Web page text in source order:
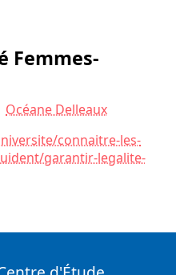
Femmes-
Océane Delleaux
connaitre-les-
garantir-legalite-